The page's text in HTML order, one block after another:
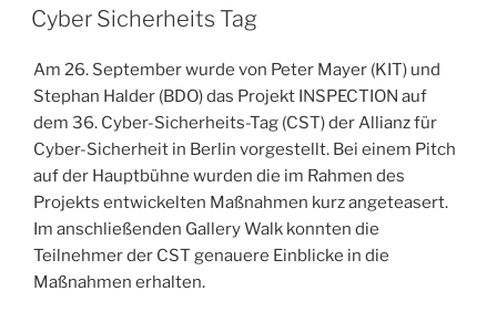
AM
Cyber Sicherheits Tag
Am 26. September wurde von Peter Mayer (KIT) und
Stephan Halder (BDO) das Projekt INSPECTION auf
dem 36. Cyber-Sicherheits-Tag (CST) der Allianz für
Cyber-Sicherheit in Berlin vorgestellt. Bei einem Pitch
auf der Hauptbühne wurden die im Rahmen des
Projekts entwickelten Maßnahmen kurz angeteasert.
Im anschließenden Gallery Walk konnten die
Teilnehmer der CST genauere Einblicke in die
Maßnahmen erhalten.